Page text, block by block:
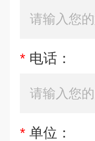
* 电话：
* 单位：